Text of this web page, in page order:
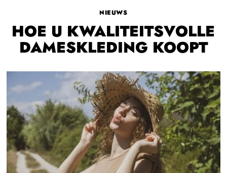
NIEUWS
HOE U KWALITEITSVOLLE
DAMESKLEDING KOOPT